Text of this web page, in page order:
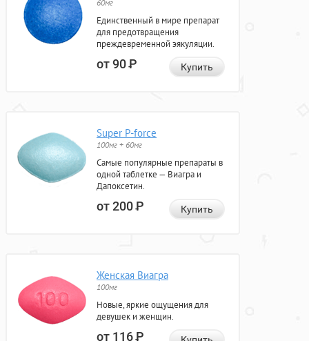
60мг
Единственный в мире препарат
для предотвращения
преждевременной эякуляции.
от 90Р Купить
Super P-force
100мг + 60мг
Самые популярные препараты в
одной таблетке — Виагра и
Дапоксетин.
от 200Р Купить
Женская Виагра
100мг
Новые, яркие ощущения для
девушек и женщин.
от 116Р